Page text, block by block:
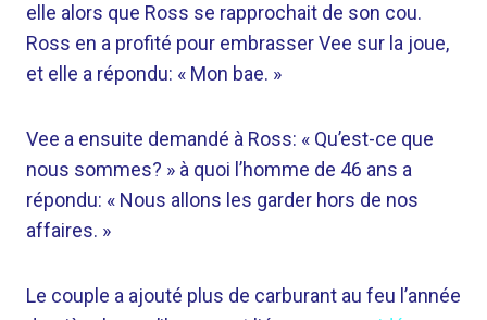
elle alors que Ross se rapprochait de son cou.
Ross en a profité pour embrasser Vee sur la joue,
et elle a répondu: « Mon bae. »
Vee a ensuite demandé à Ross: « Qu’est-ce que
nous sommes? » à quoi l’homme de 46 ans a
répondu: « Nous allons les garder hors de nos
affaires. »
Le couple a ajouté plus de carburant au feu l’année